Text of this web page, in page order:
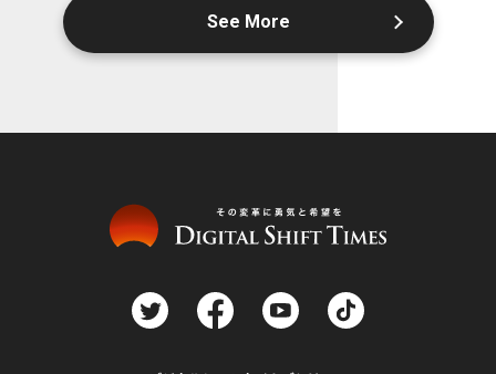
See More